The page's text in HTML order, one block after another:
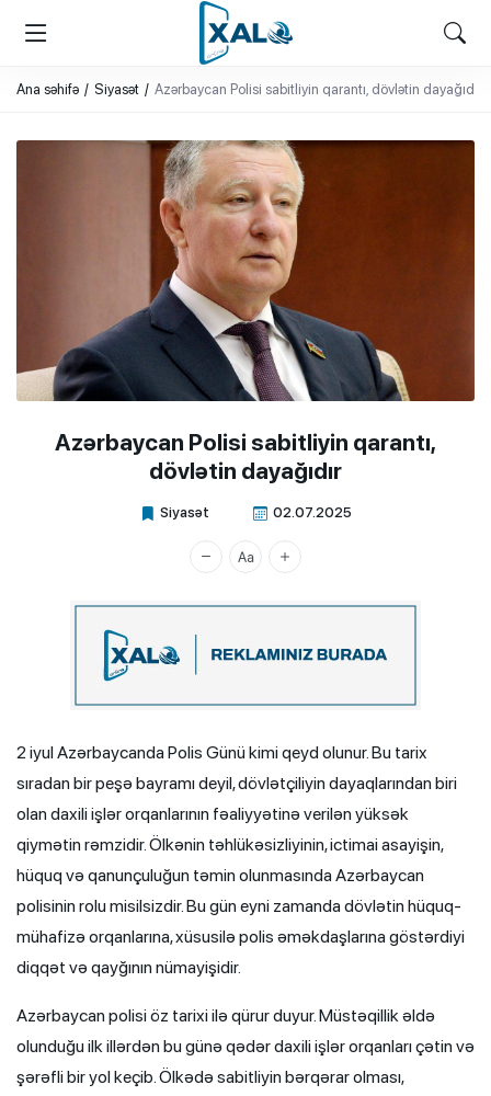
XALQ.ONLINE
ONLAYN PLATFORMA
Ana səhifə Siyasət Azərbaycan Polisi sabitliyin qarantı, dövlətin dayağıdır
Azərbaycan Polisi sabitliyin qarantı,
dövlətin dayağıdır
Siyasət 02.07.2025
Xalq.Online
2 iyul Azərbaycanda Polis Günü kimi qeyd olunur. Bu tarix
sıradan bir peşə bayramı deyil, dövlətçiliyin dayaqlarından biri
olan daxili işlər orqanlarının fəaliyyətinə verilən yüksək
qiymətin rəmzidir. Ölkənin təhlükəsizliyinin, ictimai asayişin,
hüquq və qanunçuluğun təmin olunmasında Azərbaycan
polisinin rolu misilsizdir. Bu gün eyni zamanda dövlətin hüquq-
mühafizə orqanlarına, xüsusilə polis əməkdaşlarına göstərdiyi
diqqət və qayğının nümayişidir.
Azərbaycan polisi öz tarixi ilə qürur duyur. Müstəqillik əldə
olunduğu ilk illərdən bu günə qədər daxili işlər orqanları çətin və
şərəfli bir yol keçib. Ölkədə sabitliyin bərqərar olması,